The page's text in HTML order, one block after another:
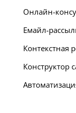
Онлайн-
Емайл-
Контекстная
Конструктор